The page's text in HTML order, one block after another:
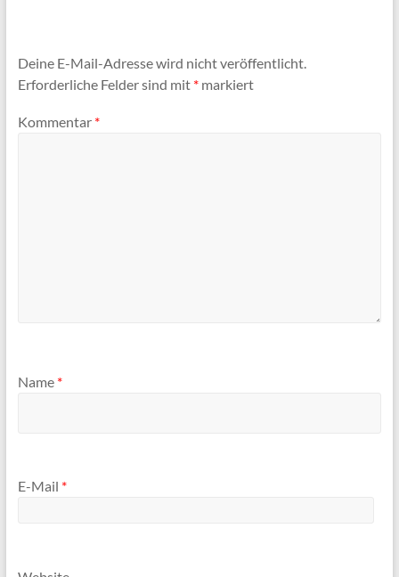
Deine E-Mail-Adresse wird nicht veröffentlicht.
Erforderliche Felder sind mit *markiert
Kommentar *
Name *
E-Mail *